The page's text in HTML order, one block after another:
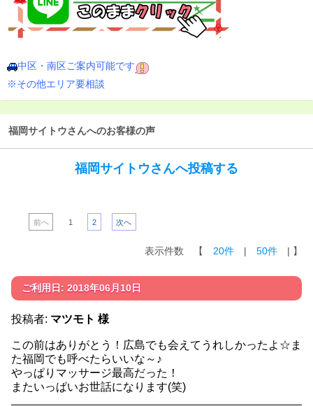
中区・南区ご案内可能です
※その他エリア要相談
福岡サイトウさんへのお客様の声
福岡サイトウさんへ投稿する
前へ 1 2 次へ
表示件数 【 20件 | 50件 | 】
ご利用日: 2018年06月10日
投稿者: マツモト 様
この前はありがとう！広島でも会えてうれしかったよ☆ま
た福岡でも呼べたらいいな～♪
やっぱりマッサージ最高だった！
またいっぱいお世話になります(笑)